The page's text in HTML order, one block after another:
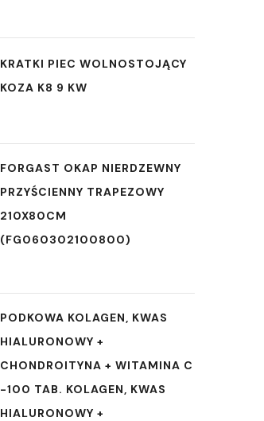
KRATKI PIEC WOLNOSTOJĄCY
KOZA K8 9 KW
FORGAST OKAP NIERDZEWNY
PRZYŚCIENNY TRAPEZOWY
210X80CM
(FG060302100800)
PODKOWA KOLAGEN, KWAS
HIALURONOWY +
CHONDROITYNA + WITAMINA C
-100 TAB. KOLAGEN, KWAS
HIALURONOWY +